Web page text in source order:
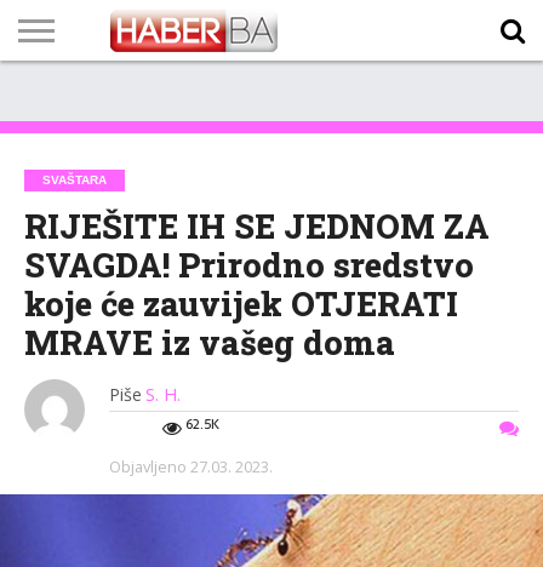
TECH
PROGRAM
PROGNOZA
PUTEVIMA
LISTA
NAMA
SVAŠTARA
RIJEŠITE IH SE JEDNOM ZA
SVAGDA! Prirodno sredstvo
koje će zauvijek OTJERATI
MRAVE iz vašeg doma
Piše S. H.
62.5K
Objavljeno 27.03. 2023.